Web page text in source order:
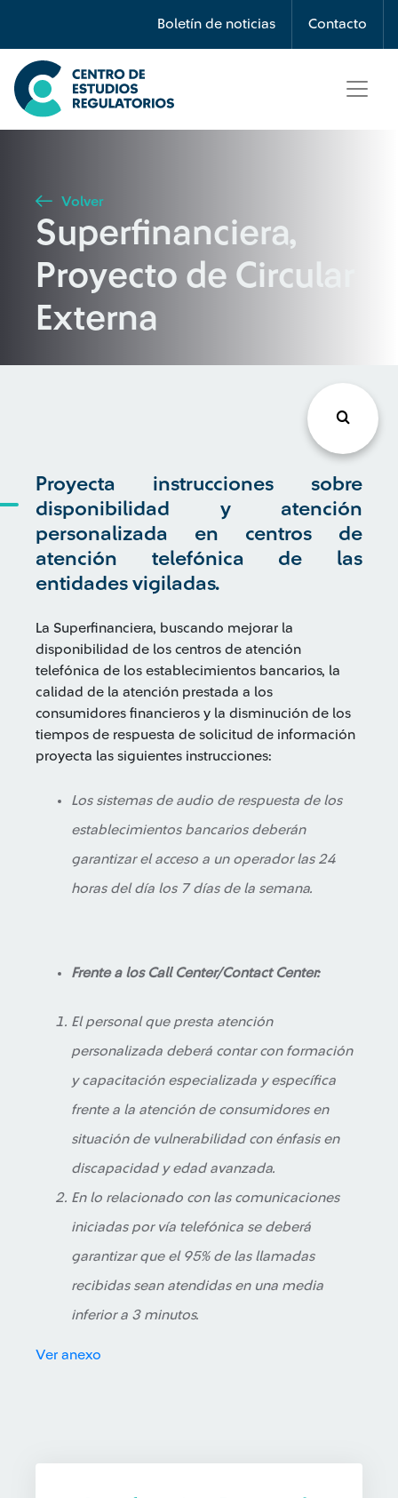
Boletín de noticias Contacto
Búsqueda
Seleccione país
Buscar
Volver
Superfinanciera,
Proyecto de Circular
Externa
Proyecta instrucciones sobre
disponibilidad y atención
personalizada en centros de
atención telefónica de las
entidades vigiladas.
La Superfinanciera, buscando mejorar la
disponibilidad de los centros de atención
telefónica de los establecimientos bancarios, la
calidad de la atención prestada a los
consumidores financieros y la disminución de los
tiempos de respuesta de solicitud de información
proyecta las siguientes instrucciones:
Los sistemas de audio de respuesta de los
establecimientos bancarios deberán
garantizar el acceso a un operador las 24
horas del día los 7 días de la semana.
Frente a los Call Center/Contact Center:
El personal que presta atención
personalizada deberá contar con formación
y capacitación especializada y específica
frente a la atención de consumidores en
situación de vulnerabilidad con énfasis en
discapacidad y edad avanzada.
En lo relacionado con las comunicaciones
iniciadas por vía telefónica se deberá
garantizar que el 95% de las llamadas
recibidas sean atendidas en una media
inferior a 3 minutos.
Ver anexo